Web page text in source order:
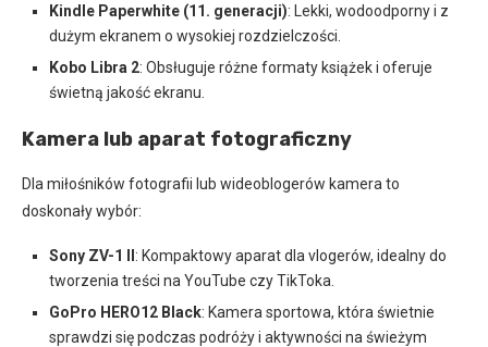
Kindle Paperwhite (11. generacji): Lekki, wodoodporny i z
dużym ekranem o wysokiej rozdzielczości.
Kobo Libra 2: Obsługuje różne formaty książek i oferuje
świetną jakość ekranu.
Kamera lub aparat fotograficzny
Dla miłośników fotografii lub wideoblogerów kamera to
doskonały wybór:
Sony ZV-1 II : Kompaktowy aparat dla vlogerów, idealny do
tworzenia treści na YouTube czy TikToka.
GoPro HERO12 Black: Kamera sportowa, która świetnie
sprawdzi się podczas podróży i aktywności na świeżym